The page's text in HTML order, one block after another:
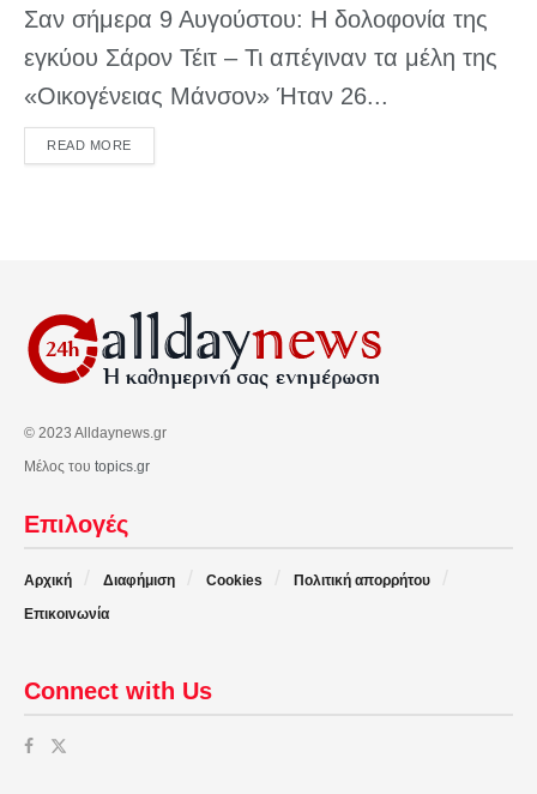
Σαν σήμερα 9 Αυγούστου: Η δολοφονία της
εγκύου Σάρον Τέιτ – Τι απέγιναν τα μέλη της
«Οικογένειας Μάνσον» Ήταν 26...
READ MOREDETAILS
© 2023 Alldaynews.gr
Μέλος του topics.gr
Επιλογές
Αρχική Διαφήμιση Cookies
Πολιτική απορρήτου
Επικοινωνία
Connect with Us